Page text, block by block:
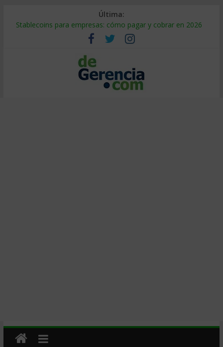
Última:
Stablecoins para empresas: cómo pagar y cobrar en 2026
Despido silencioso: qué es y por qué sale tan caro
IA en selección de personal: cómo auditarla a tiempo
Trabajo forzoso en la cadena de suministro: qué hacer
Mercado hispano de EE. UU.: cómo segmentarlo y venderle